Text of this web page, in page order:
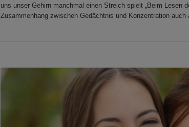
uns unser Gehirn manchmal einen Streich spielt „Beim Lesen
Zusammenhang zwischen Gedächtnis und Konzentration